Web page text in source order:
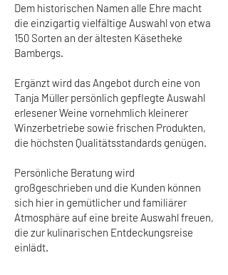
Dem historischen Namen alle Ehre macht
die einzigartig vielfältige Auswahl von etwa
150 Sorten an der ältesten Käsetheke
Bambergs.
Ergänzt wird das Angebot durch eine von
Tanja Müller persönlich gepflegte Auswahl
erlesener Weine vornehmlich kleinerer
Winzerbetriebe sowie frischen Produkten,
die höchsten Qualitätsstandards genügen.
Persönliche Beratung wird
großgeschrieben und die Kunden können
sich hier in gemütlicher und familiärer
Atmosphäre auf eine breite Auswahl freuen,
die zur kulinarischen Entdeckungsreise
einlädt.